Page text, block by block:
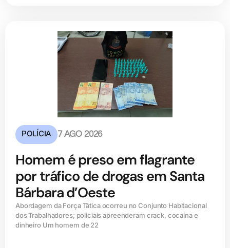
POLÍCIA 7 AGO 2026
Homem é preso em flagrante
por tráfico de drogas em Santa
Bárbara d’Oeste
Abordagem da Força Tática ocorreu no Conjunto Habitacional
dos Trabalhadores; policiais apreenderam crack, cocaína e
dinheiro Um homem de 22